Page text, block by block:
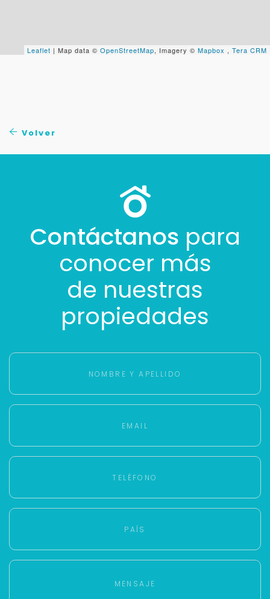
Leaflet | Map data © OpenStreetMap, Imagery © Mapbox , Tera CRM
Volver
Contáctanos para
conocer más
de nuestras
propiedades
Tus datos están seguros
Buscamos darte la mejor experiencia.
Con estos datos podemos responderte mejor y
más rápido.